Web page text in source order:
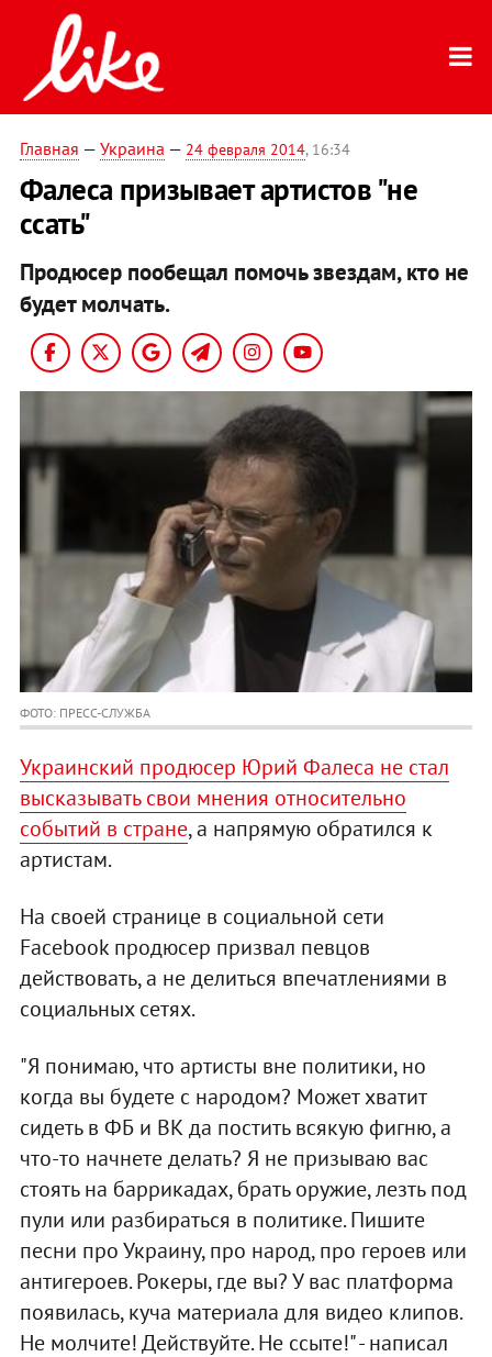
Главная — Украина — 24 февраля 2014, 16:34
Фалеса призывает артистов "не
ссать"
Продюсер пообещал помочь звездам, кто не
будет молчать.
ФОТО: ПРЕСС-СЛУЖБА
Украинский продюсер Юрий Фалеса не стал
высказывать свои мнения относительно
событий в стране, а напрямую обратился к
артистам.
На своей странице в социальной сети
Facebook продюсер призвал певцов
действовать, а не делиться впечатлениями в
социальных сетях.
"Я понимаю, что артисты вне политики, но
когда вы будете с народом? Может хватит
сидеть в ФБ и ВК да постить всякую фигню, а
что-то начнете делать? Я не призываю вас
стоять на баррикадах, брать оружие, лезть под
пули или разбираться в политике. Пишите
песни про Украину, про народ, про героев или
антигероев. Рокеры, где вы? У вас платформа
появилась, куча материала для видео клипов.
Не молчите! Действуйте. Не ссыте!" - написал